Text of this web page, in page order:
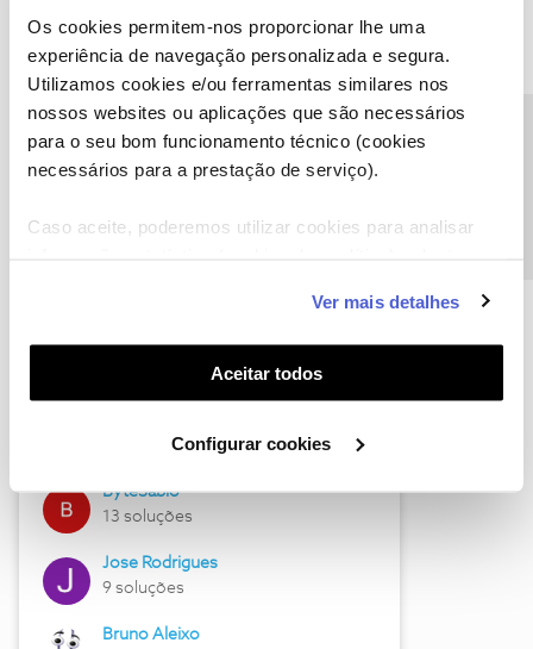
Os cookies permitem-nos proporcionar lhe uma
experiência de navegação personalizada e segura.
Utilizamos cookies e/ou ferramentas similares nos
nossos websites ou aplicações que são necessários
para o seu bom funcionamento técnico (cookies
necessários para a prestação de serviço).
Caso aceite, poderemos utilizar cookies para analisar
funcionalidades (cookies de personalização e
funcionalidade) e adaptar anúncios aos seus interesses
(cookies de publicidade personalizada). Pode gerir a
utilização dos cookies clicando em "Configurar
Ver mais detalhes
Aceitar todos
Configurar cookies
Descubra as novidades de julho
Hall of Fame de julho
17 soluções
ByteSábio
13 soluções
Jose Rodrigues
9 soluções
Bruno Aleixo